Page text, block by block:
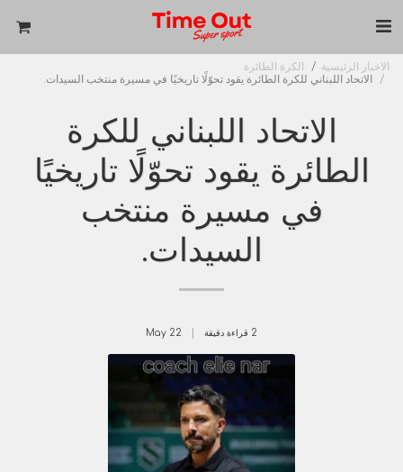
الاخبار الرئيسية
الكرة الطائرة
الاتحاد اللبناني للكرة الطائرة يقود تحوّلًا تاريخيًا في مسيرة منتخب السيدات.
الاتحاد اللبناني للكرة
الطائرة يقود تحوّلًا تاريخيًا
في مسيرة منتخب
السيدات.
2 قراءة دقيقة 22
May